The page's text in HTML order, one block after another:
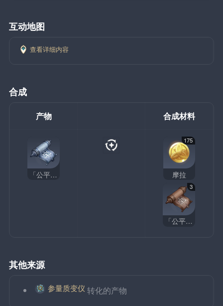
互动地图
查看详细内容
合成
产物 合成材料
「公平」的指引
175
摩拉
3
「公平」的教导
其他来源
参量质变仪 转化的产物